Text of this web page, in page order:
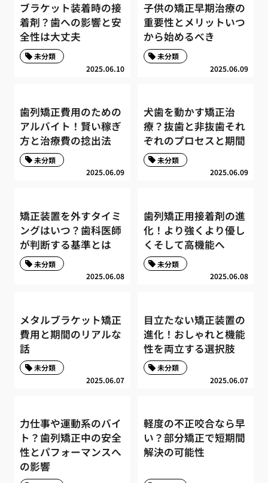
ブラケット装着時の接
着剤？歯への影響と安
全性は大丈夫
2025.06.10
未分類
子供の矯正早期治療の
重要性とメリットいつ
から始めるべき
2025.06.09
未分類
歯列矯正費用のための
アルバイト！賢い稼ぎ
方と治療費の捻出法
2025.06.09
未分類
犬歯を動かす矯正治
療？抜歯と非抜歯それ
ぞれのプロセスと期間
2025.06.09
未分類
矯正装置を外すタイミ
ングはいつ？歯科医師
が判断する基準とは
2025.06.08
未分類
歯列矯正用接着剤の進
化！より強くより優し
くそして高機能へ
2025.06.08
未分類
メタルブラケット矯正
費用と期間のリアルな
話
2025.06.07
未分類
目立たない矯正装置の
進化！おしゃれと機能
性を両立する選択肢
2025.06.07
未分類
力仕事や運動系のバイ
ト？歯列矯正中の安全
性とパフォーマンスへ
の影響
軽度の不正咬合なら早
い？部分矯正で短期間
解決の可能性